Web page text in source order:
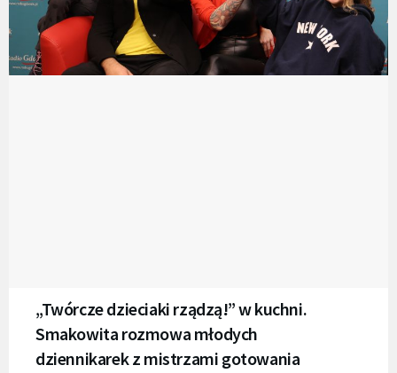
„Twórcze dzieciaki rządzą!” w kuchni.
Smakowita rozmowa młodych
dziennikarek z mistrzami gotowania